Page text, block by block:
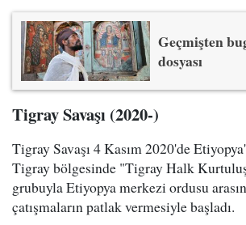
Geçmişten
dosyası
Tigray Savaşı (2020-)
Tigray Savaşı 4 Kasım 2020'de
Tigray bölgesinde "Tigray Halk
grubuyla Etiyopya merkezi ordusu
çatışmaların patlak vermesiyle başladı.